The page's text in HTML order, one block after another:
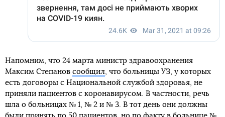
Напомним, что 24 марта министр здравоохранения
Максим Степанов сообщил, что больницы УЗ, у которых
есть договоры с Национальной службой здоровья, не
приняли пациентов с коронавирусом. В частности, речь
шла о больницах № 1, № 2 и № 3. В тот день они должны